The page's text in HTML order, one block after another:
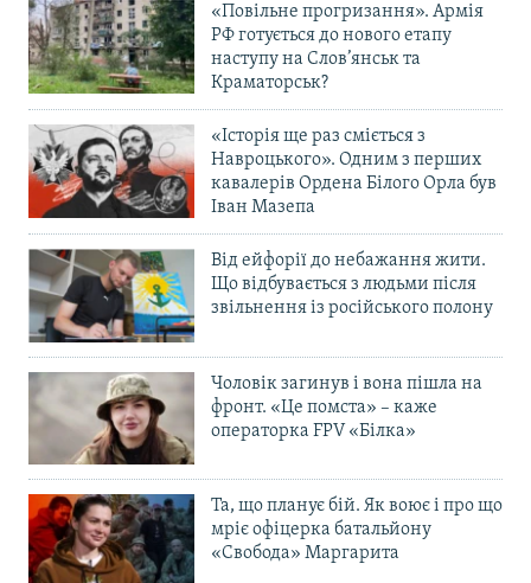
«Повільне прогризання». Армія
РФ готується до нового етапу
наступу на Слов’янськ та
Краматорськ?
«Історія ще раз сміється з
Навроцького». Одним з перших
кавалерів Ордена Білого Орла був
Іван Мазепа
Від ейфорії до небажання жити.
Що відбувається з людьми після
звільнення із російського полону
Чоловік загинув і вона пішла на
фронт. «Це помста» – каже
операторка FPV «Білка»
Та, що планує бій. Як воює і про що
мріє офіцерка батальйону
«Свобода» Маргарита